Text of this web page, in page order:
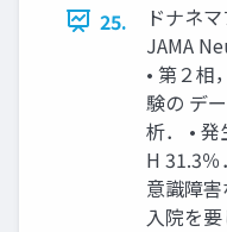
25.
ドナネ
JAMA
• 第２相
験の デ
析． • 発
H 31.3％
意識障
入院を